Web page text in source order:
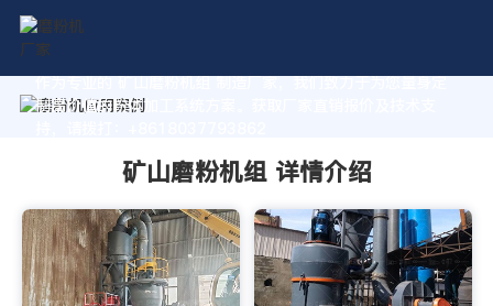
作为专业的 矿山磨粉机组 制造厂家，我们致力于为您量身定
制高价值的粉体加工系统方案。获取厂家直销报价及技术支
矿山磨粉机组 详情介绍